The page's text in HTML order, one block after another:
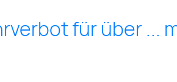
für über ...